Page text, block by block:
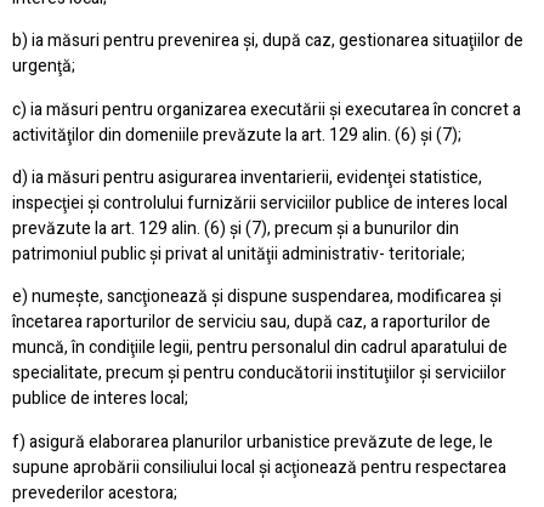
b) ia măsuri pentru prevenirea şi, după caz, gestionarea situaţiilor de
urgenţă;
c) ia măsuri pentru organizarea executării şi executarea în concret a
activităţilor din domeniile prevăzute la art. 129 alin. (6) şi (7);
d) ia măsuri pentru asigurarea inventarierii, evidenţei statistice,
inspecţiei şi controlului furnizării serviciilor publice de interes local
prevăzute la art. 129 alin. (6) şi (7), precum şi a bunurilor din
patrimoniul public şi privat al unităţii administrativ- teritoriale;
e) numeşte, sancţionează şi dispune suspendarea, modificarea şi
încetarea raporturilor de serviciu sau, după caz, a raporturilor de
muncă, în condiţiile legii, pentru personalul din cadrul aparatului de
specialitate, precum şi pentru conducătorii instituţiilor şi serviciilor
publice de interes local;
f) asigură elaborarea planurilor urbanistice prevăzute de lege, le
supune aprobării consiliului local şi acţionează pentru respectarea
prevederilor acestora;